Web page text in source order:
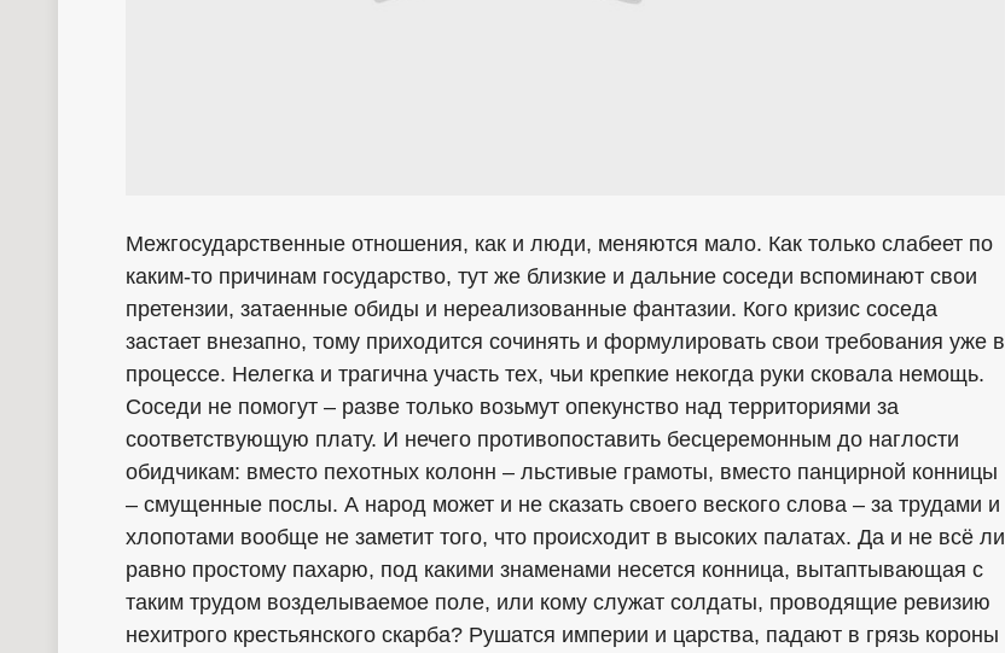
Межгосударственные отношения, как и люди, меняются мало. Как только слабеет по
каким-то причинам государство, тут же близкие и дальние соседи вспоминают свои
претензии, затаенные обиды и нереализованные фантазии. Кого кризис соседа
застает внезапно, тому приходится сочинять и формулировать свои требования уже в
процессе. Нелегка и трагична участь тех, чьи крепкие некогда руки сковала немощь.
Соседи не помогут – разве только возьмут опекунство над территориями за
соответствующую плату. И нечего противопоставить бесцеремонным до наглости
обидчикам: вместо пехотных колонн – льстивые грамоты, вместо панцирной конницы
– смущенные послы. А народ может и не сказать своего веского слова – за трудами и
хлопотами вообще не заметит того, что происходит в высоких палатах. Да и не всё ли
равно простому пахарю, под какими знаменами несется конница, вытаптывающая с
таким трудом возделываемое поле, или кому служат солдаты, проводящие ревизию
нехитрого крестьянского скарба? Рушатся империи и царства, падают в грязь короны